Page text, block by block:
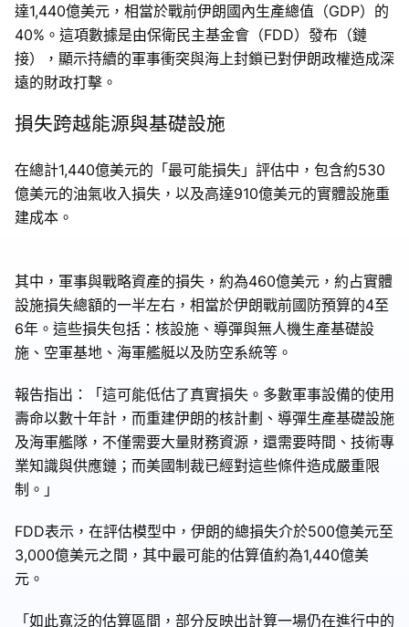
達1,440億美元，相當於戰前伊朗國內生產總值（GDP）的
40%。這項數據是由保衛民主基金會（FDD）發布（鏈
接），顯示持續的軍事衝突與海上封鎖已對伊朗政權造成深
遠的財政打擊。
損失跨越能源與基礎設施
在總計1,440億美元的「最可能損失」評估中，包含約530
億美元的油氣收入損失，以及高達910億美元的實體設施重
建成本。
其中，軍事與戰略資產的損失，約為460億美元，約占實體
設施損失總額的一半左右，相當於伊朗戰前國防預算的4至
6年。這些損失包括：核設施、導彈與無人機生產基礎設
施、空軍基地、海軍艦艇以及防空系統等。
報告指出：「這可能低估了真實損失。多數軍事設備的使用
壽命以數十年計，而重建伊朗的核計劃、導彈生產基礎設施
及海軍艦隊，不僅需要大量財務資源，還需要時間、技術專
業知識與供應鏈；而美國制裁已經對這些條件造成嚴重限
制。」
FDD表示，在評估模型中，伊朗的總損失介於500億美元至
3,000億美元之間，其中最可能的估算值約為1,440億美
元。
「如此寬泛的估算區間，部分反映出計算一場仍在進行中的